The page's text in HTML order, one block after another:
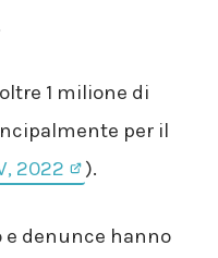
1 milione di
per il
2022 ).
denunce hanno